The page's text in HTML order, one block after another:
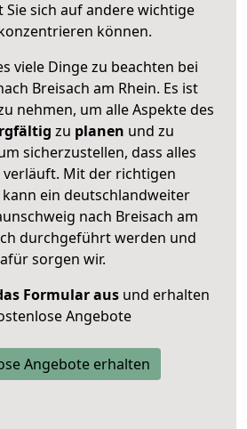
Sie sich auf andere wichtige
können.
viele Dinge zu beachten bei
Breisach am Rhein. Es ist
nehmen, um alle Aspekte des
zu planen und zu
sicherzustellen, dass alles
Mit der richtigen
ein deutschlandweiter
nach Breisach am
durchgeführt werden und
sorgen wir.
Formular ausund erhalten
Angebote
Angebote erhalten